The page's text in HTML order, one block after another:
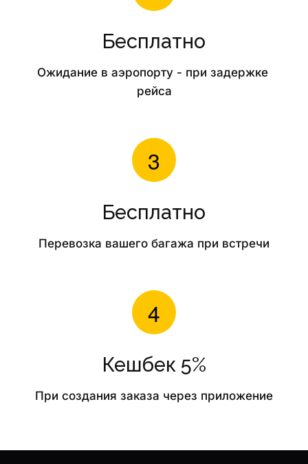
Бесплатно
Ожидание в аэропорту - при задержке
рейса
Бесплатно
Перевозка вашего багажа при встречи
Кешбек 5%
При создания заказа через приложение